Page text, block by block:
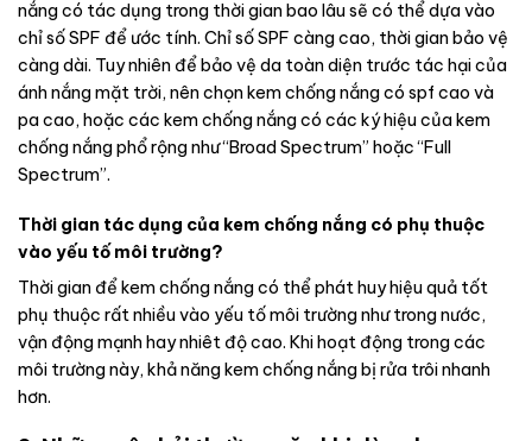
nắng có tác dụng trong thời gian bao lâu sẽ có thể dựa vào
chỉ số SPF để ước tính. Chỉ số SPF càng cao, thời gian bảo vệ
càng dài. Tuy nhiên để bảo vệ da toàn diện trước tác hại của
ánh nắng mặt trời, nên chọn kem chống nắng có spf cao và
pa cao, hoặc các kem chống nắng có các ký hiệu của kem
chống nắng phổ rộng như “Broad Spectrum” hoặc “Full
Spectrum”.
Thời gian tác dụng của kem chống nắng có phụ thuộc
vào yếu tố môi trường?
Thời gian để kem chống nắng có thể phát huy hiệu quả tốt
phụ thuộc rất nhiều vào yếu tố môi trường như trong nước,
vận động mạnh hay nhiêt độ cao. Khi hoạt động trong các
môi trường này, khả năng kem chống nắng bị rửa trôi nhanh
hơn.